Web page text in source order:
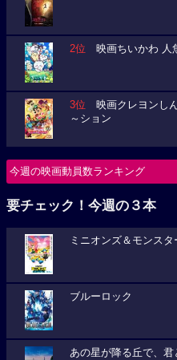
2位 映画ちいかわ 人
3位 映画クレヨンし
～ション
今週の映画動員数ランキング
要チェック！今週の３本
ミニオンズ＆モンスタ
ブルーロック
あの星が降る丘で、君